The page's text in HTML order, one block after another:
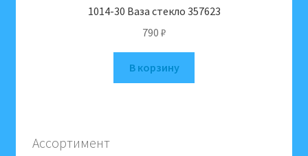
1014-30 Ваза стекло 357623
790 ₽
В корзину
Ассортимент